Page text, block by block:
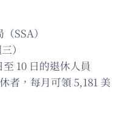
SSA）
）
10 日的退休人員
者，每月可領 5,181 美